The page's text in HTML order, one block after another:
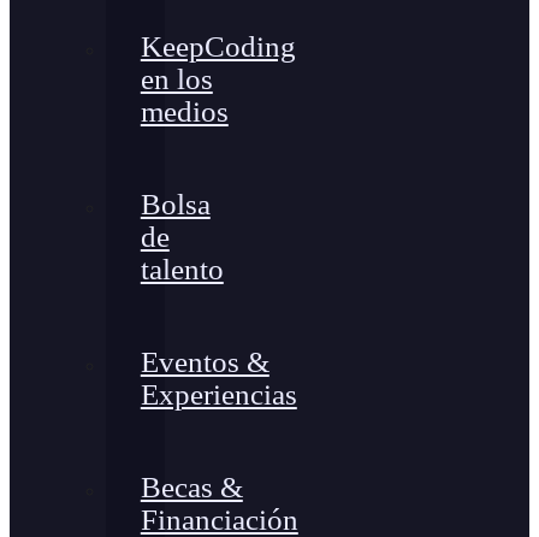
KeepCoding
en los
medios
Bolsa
de
talento
Eventos &
Experiencias
Becas &
Financiación